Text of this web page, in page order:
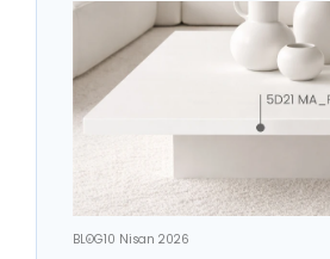
BLOG10 Nisan 2026